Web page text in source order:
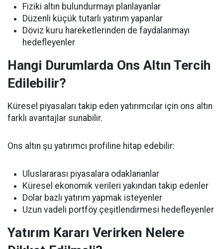
Fiziki altın bulundurmayı planlayanlar
Düzenli küçük tutarlı yatırım yapanlar
Döviz kuru hareketlerinden de faydalanmayı
hedefleyenler
Hangi Durumlarda Ons Altın Tercih
Edilebilir?
Küresel piyasaları takip eden yatırımcılar için ons altın
farklı avantajlar sunabilir.
Ons altın şu yatırımcı profiline hitap edebilir:
Uluslararası piyasalara odaklananlar
Küresel ekonomik verileri yakından takip edenler
Dolar bazlı yatırım yapmak isteyenler
Uzun vadeli portföy çeşitlendirmesi hedefleyenler
Yatırım Kararı Verirken Nelere